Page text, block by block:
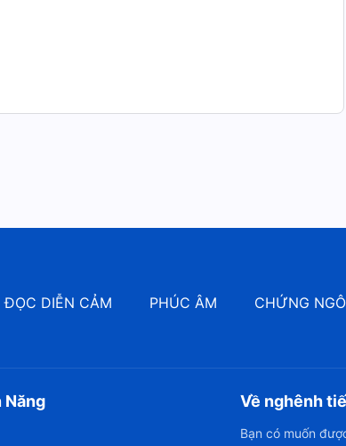
ĐỌC DIỄN CẢM PHÚC ÂM CHỨNG
Năng Về nghênh
Bạn có muốn